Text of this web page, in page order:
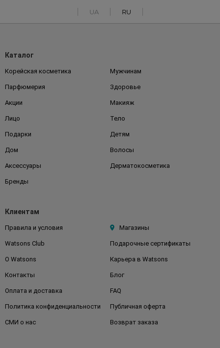
UA RU
Каталог
Корейская косметика Мужчинам
Парфюмерия Здоровье
Акции Макияж
Лицо Тело
Подарки Детям
Дом Волосы
Аксессуары Дерматокосметика
Бренды
Клиентам
Правила и условия Магазины
Watsons Club Подарочные сертификаты
О Watsons Карьера в Watsons
Контакты Блог
Оплата и доставка FAQ
Политика конфиденциальности Публичная оферта
СМИ о нас Возврат заказа